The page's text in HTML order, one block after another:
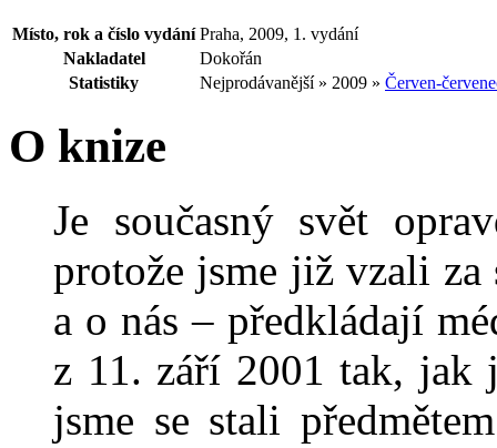
Místo, rok a číslo vydání Praha, 2009, 1. vydání
Nakladatel
Dokořán
Statistiky
Nejprodávanější » 2009 » Červen-
O knize
Je současný svět
protože jsme již vzali
a o nás – předkládají
z 11. září 2001 tak, jak
jsme se stali